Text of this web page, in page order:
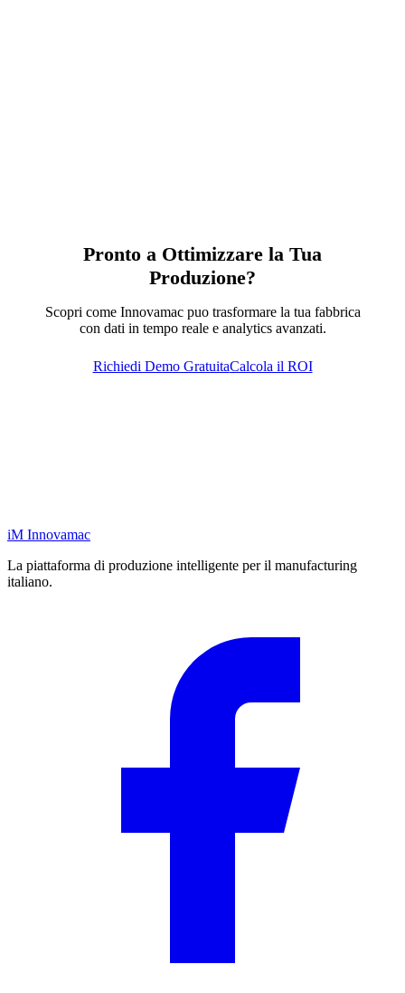
Pronto a Ottimizzare la Tua
Produzione?
Scopri come Innovamac puo trasformare la tua fabbrica
con dati in tempo reale e analytics avanzati.
Richiedi Demo GratuitaCalcola il ROI
iM Innovamac
La piattaforma di produzione intelligente per il manufacturing
italiano.